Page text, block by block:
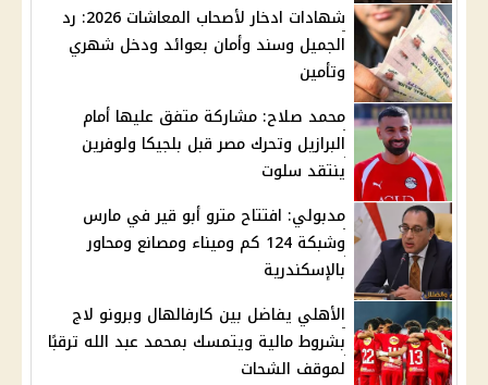
شهادات ادخار لأصحاب المعاشات 2026: رد
الجميل وسند وأمان بعوائد ودخل شهري
وتأمين
محمد صلاح: مشاركة متفق عليها أمام
البرازيل وتحرك مصر قبل بلجيكا ولوفرين
ينتقد سلوت
مدبولي: افتتاح مترو أبو قير في مارس
وشبكة 124 كم وميناء ومصانع ومحاور
بالإسكندرية
الأهلي يفاضل بين كارفالهال وبرونو لاج
بشروط مالية ويتمسك بمحمد عبد الله ترقبًا
لموقف الشحات